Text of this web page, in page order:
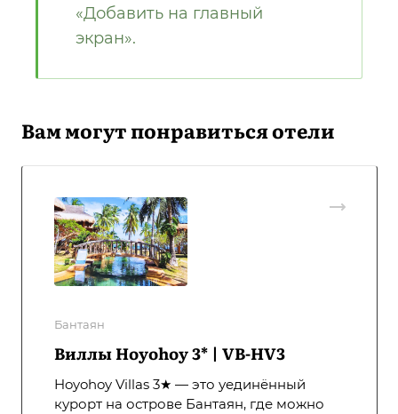
«Добавить на главный
экран».
Вам могут понравиться отели
Бантаян
Виллы Hoyohoy 3* | VB-HV3
Hoyohoy Villas 3★ — это уединённый
курорт на острове Бантаян, где можно